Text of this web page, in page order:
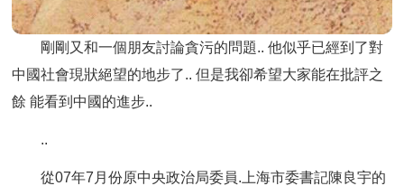
剛剛又和一個朋友討論貪污的問題.. 他似乎已經到了對
中國社會現狀絕望的地步了.. 但是我卻希望大家能在批評之
餘 能看到中國的進步..
..
從07年7月份原中央政治局委員.上海市委書記陳良宇的